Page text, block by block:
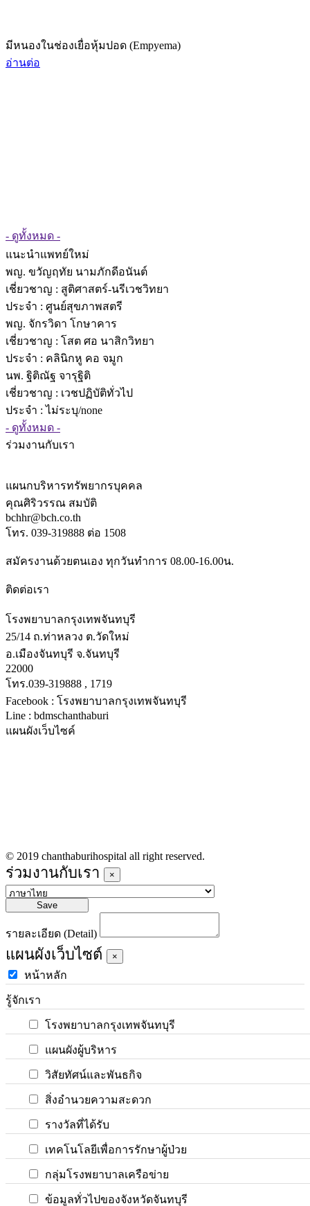
มีหนองในช่องเยื่อหุ้มปอด (Empyema)
อ่านต่อ
- ดูทั้งหมด -
แนะนำแพทย์ใหม่
พญ. ขวัญฤทัย นามภักดีอนันต์
เชี่ยวชาญ : สูติศาสตร์-นรีเวชวิทยา
ประจำ : ศูนย์สุขภาพสตรี
พญ. จักรวิดา โกษาคาร
เชี่ยวชาญ : โสต ศอ นาสิกวิทยา
ประจำ : คลินิกหู คอ จมูก
นพ. ฐิติณัฐ จารุฐิติ
เชี่ยวชาญ : เวชปฏิบัติทั่วไป
ประจำ : ไม่ระบุ/none
- ดูทั้งหมด -
ร่วมงานกับเรา
แผนกบริหารทรัพยากรบุคคล
คุณศิริวรรณ สมบัติ
bchhr@bch.co.th
โทร. 039-319888 ต่อ 1508
สมัครงานด้วยตนเอง ทุกวันทำการ 08.00-16.00น.
ติดต่อเรา
โรงพยาบาลกรุงเทพจันทบุรี
25/14 ถ.ท่าหลวง ต.วัดใหม่
อ.เมืองจันทบุรี จ.จันทบุรี
22000
โทร.039-319888 , 1719
Facebook : โรงพยาบาลกรุงเทพจันทบุรี
Line : bdmschanthaburi
แผนผังเว็บไซค์
© 2019 chanthaburihospital all right reserved.
ร่วมงานกับเรา ×
Save
รายละเอียด (Detail)
แผนผังเว็บไซต์ ×
หน้าหลัก
รู้จักเรา
โรงพยาบาลกรุงเทพจันทบุรี
แผนผังผู้บริหาร
วิสัยทัศน์และพันธกิจ
สิ่งอำนวยความสะดวก
รางวัลที่ได้รับ
เทคโนโลยีเพื่อการรักษาผู้ป่วย
กลุ่มโรงพยาบาลเครือข่าย
ข้อมูลทั่วไปของจังหวัดจันทบุรี